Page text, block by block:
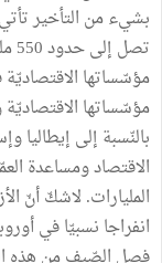
بشيء من التأخير
مؤسّساتها
بالنّسبة إلى إيطاليا
الاقتصاد ومساعدة
المليارات. لاشكّ أنّ
انفراجا نسبيّا في